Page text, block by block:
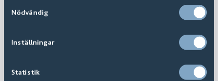
Nödvändig
Inställningar
Statistik